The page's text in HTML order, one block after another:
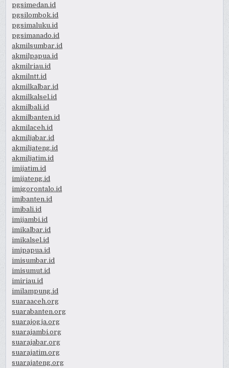
pgsimedan.id
pgsilombok.id
pgsimaluku.id
pgsimanado.id
akmilsumbar.id
akmilpapua.id
akmilriau.id
akmilntt.id
akmilkalbar.id
akmilkalsel.id
akmilbali.id
akmilbanten.id
akmilaceh.id
akmiljabar.id
akmiljateng.id
akmiljatim.id
imijatim.id
imijateng.id
imigorontalo.id
imibanten.id
imibali.id
imijambi.id
imikalbar.id
imikalsel.id
imipapua.id
imisumbar.id
imisumut.id
imiriau.id
imilampung.id
suaraaceh.org
suarabanten.org
suarajogja.org
suarajambi.org
suarajabar.org
suarajatim.org
suarajateng.org